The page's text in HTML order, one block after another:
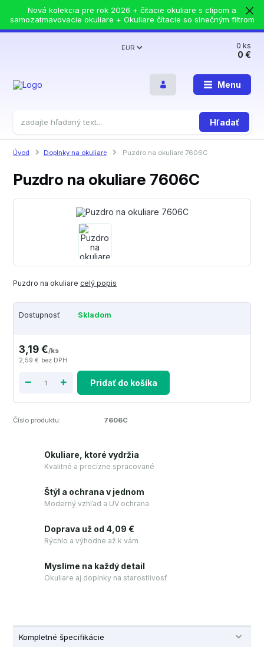
Nová kolekcia pre rok 2026 + čítacie okuliare s clipom a
samozatmavovacie okuliare + Okuliare čítacie so slnečným filtrom
Menu
EUR
Hľadať
0ks
0 €
Úvod Doplnky na okuliare Puzdro na okuliare 7606C
Puzdro na okuliare 7606C
Puzdro na okuliare celý popis
Dostupnosť Skladom
3,19 €/ks
2,59 € bez DPH
Pridať do košíka
Číslo produktu: 7606C
Okuliare, ktoré vydržia
Kvalitné a precízne spracované
Štýl a ochrana v jednom
Moderný vzhľad a UV ochrana
Doprava už od 4,09 €
Rýchlo a výhodne až k vám
Myslíme na každý detail
Okuliare aj doplnky na starostlivosť
Kompletné špecifikácie